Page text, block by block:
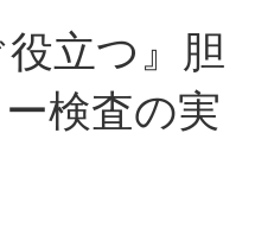
立つ』胆
検査の実